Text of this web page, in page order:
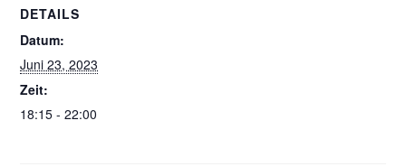
DETAILS
Datum:
Juni 23, 2023
Zeit:
18:15 - 22:00